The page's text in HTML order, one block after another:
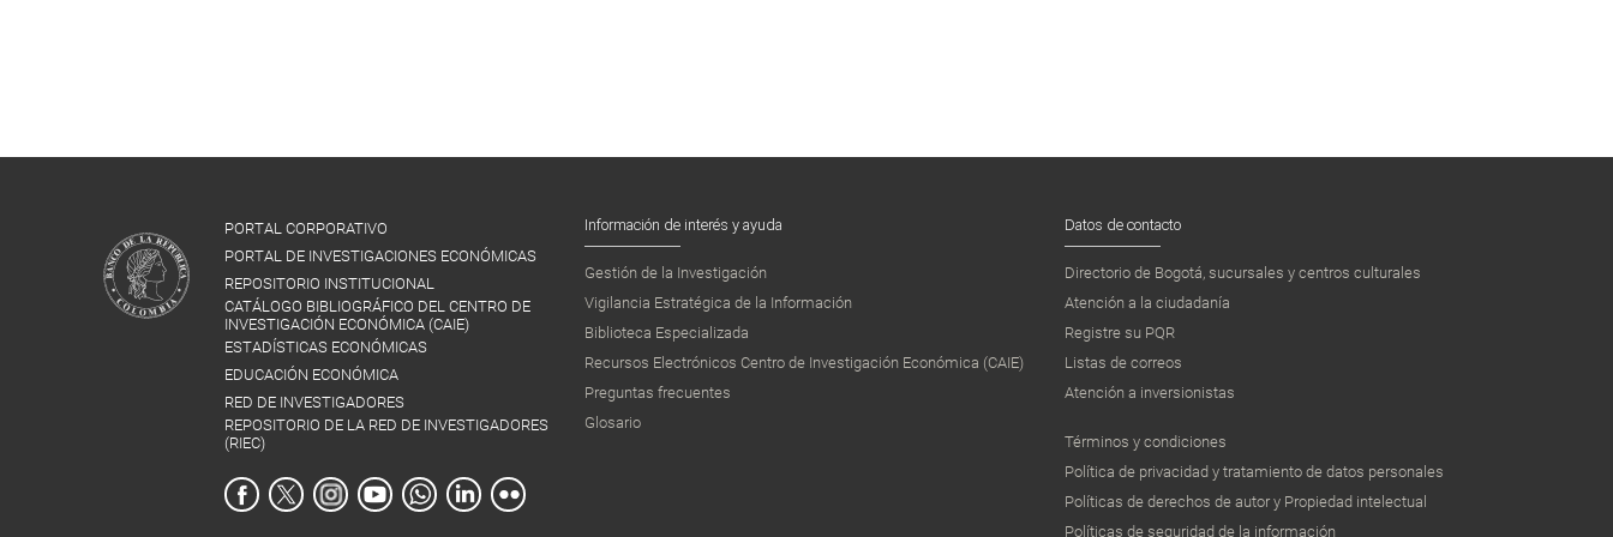
PORTAL CORPORATIVO
PORTAL DE INVESTIGACIONES ECONÓMICAS
REPOSITORIO INSTITUCIONAL
CATÁLOGO BIBLIOGRÁFICO DEL CENTRO DE
INVESTIGACIÓN ECONÓMICA (CAIE)
ESTADÍSTICAS ECONÓMICAS
EDUCACIÓN ECONÓMICA
RED DE INVESTIGADORES
REPOSITORIO DE LA RED DE INVESTIGADORES
(RIEC)
Información de interés y ayuda
Gestión de la Investigación
Vigilancia Estratégica de la Información
Biblioteca Especializada
Recursos Electrónicos Centro de Investigación Económica (CAIE)
Preguntas frecuentes
Glosario
Datos de contacto
Directorio de Bogotá, sucursales y centros culturales
Atención a la ciudadanía
Registre su PQR
Listas de correos
Atención a inversionistas
Términos y condiciones
Política de privacidad y tratamiento de datos personales
Políticas de derechos de autor y Propiedad intelectual
Políticas de seguridad de la información